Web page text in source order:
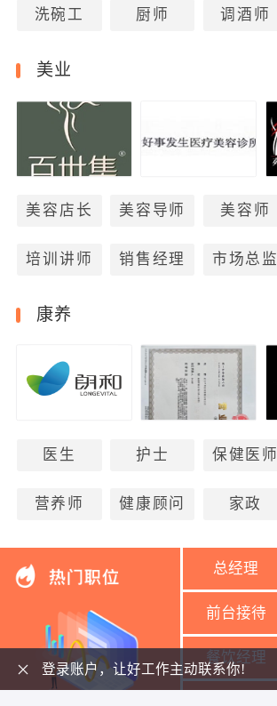
洗碗工 厨师 调酒师
美业
美容店长 美容导师 美容师
培训讲师 销售经理 市场总监
康养
医生 护士 保健医师
营养师 健康顾问 家政
总经理
前台接待
餐饮经理
登录账户，让好工作主动联系你!